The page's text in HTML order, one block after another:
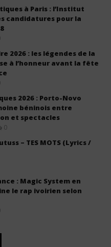
à Paris : l’Institut
candidatures pour la
2026 : les légendes de la
à l’honneur avant la fête
2026 : Porto-Novo
béninois entre
et spectacles
0
– TES MOTS (Lyrics /
: Magic System en
le rap ivoirien selon